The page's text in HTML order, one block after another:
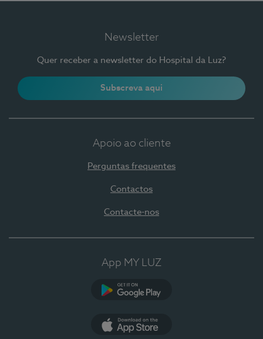
Newsletter
Quer receber a newsletter do Hospital da Luz?
Subscreva aqui
Apoio ao cliente
Perguntas frequentes
Contactos
Contacte-nos
App MY LUZ